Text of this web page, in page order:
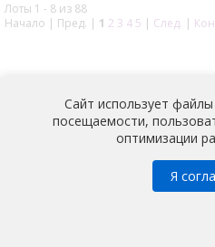
Лоты 1 - 8 из 88
Начало | Пред. | 1 2 3 4 5 | След. |
© 2026 |
Сайт использует файлы
посещаемости,
оптимизации
Я